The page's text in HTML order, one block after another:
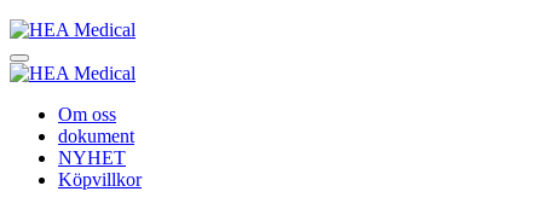
Om oss
dokument
NYHET
Köpvillkor